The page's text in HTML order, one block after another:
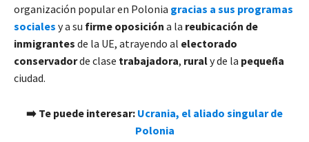
organización popular en Polonia gracias a sus programas
sociales y a su firme oposición a la reubicación de
inmigrantes de la UE, atrayendo al electorado
conservadorde clase trabajadora, ruraly de la pequeña
ciudad.
➡️ Te puede interesar: Ucrania, el aliado singular de
Polonia